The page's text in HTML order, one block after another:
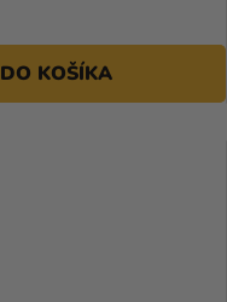
DO KOŠÍKA